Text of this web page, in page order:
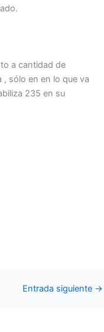
a cantidad de
sólo en en lo que va
235 en su
Entrada siguiente →